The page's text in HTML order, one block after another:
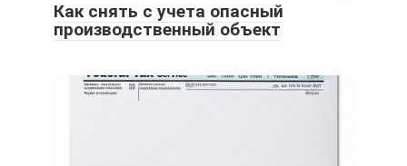
Как снять с учета опасный
производственный объект